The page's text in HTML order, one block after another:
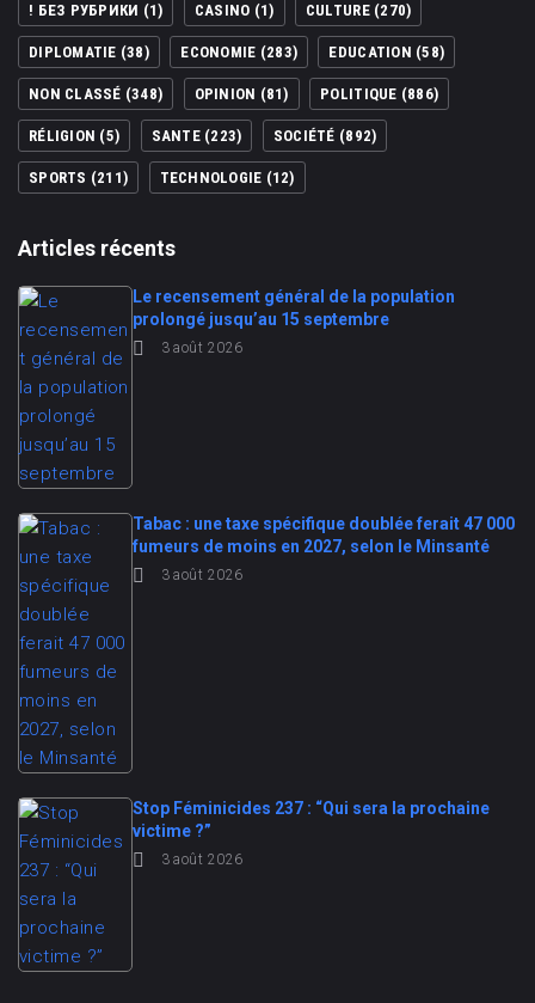
! БЕЗ РУБРИКИ (1) CASINO (1) CULTURE(270)
DIPLOMATIE (38) ECONOMIE (283) EDUCATION (58)
NON CLASSÉ (348) OPINION (81) POLITIQUE (886)
RÉLIGION (5) SANTE(223) SOCIÉTÉ (892)
SPORTS (211) TECHNOLOGIE (12)
Articles récents
Le recensement général de la population
prolongé jusqu’au 15 septembre
3 août 2026
Tabac : une taxe spécifique doublée ferait 47 000
fumeurs de moins en 2027, selon le Minsanté
3 août 2026
Stop Féminicides 237 : “Qui sera la prochaine
victime ?”
3 août 2026